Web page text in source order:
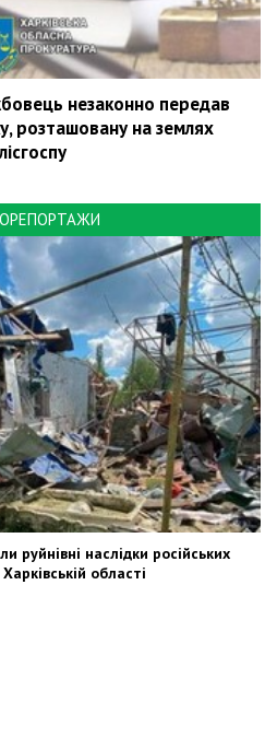
незаконно передав
розташовану на землях
лісгоспу
руйнівні наслідки російських
області